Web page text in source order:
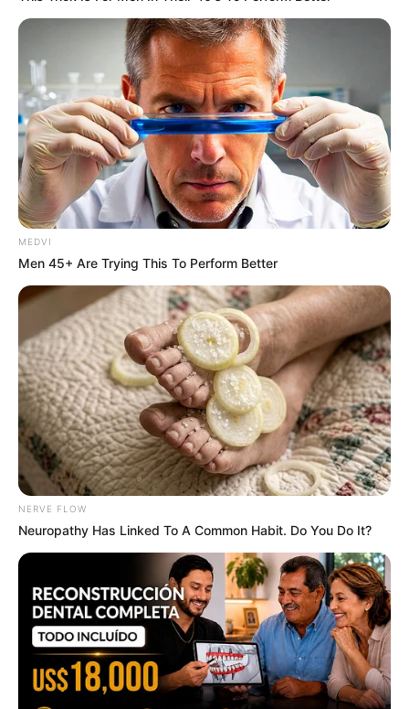
Hardship Break For 2026
JG WENTWORTH
ER Doctor: "I Threw Out My Viagra After What I
Found On CVS Aisle 7"
FRIDAY PLANS
$25,000 In Personal Debt? The Legal Settlement
Loophole Nobody Mentions
JG WENTWORTH
MEDVI
Men 45+ Are Trying This To Perform Better
NERVE FLOW
Neuropathy Has Linked To A Common Habit. Do You Do It?